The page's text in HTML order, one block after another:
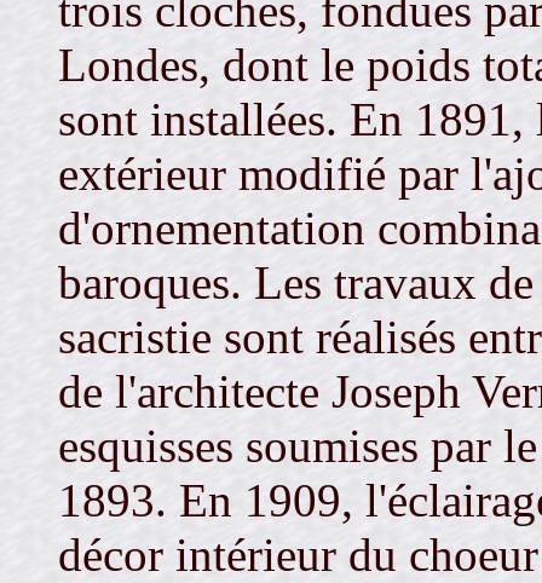
trois cloches, fondues
Londes, dont le poids
sont installées. En
extérieur modifié par
d'ornementation
baroques. Les travaux
sacristie sont réalisés
de l'architecte Joseph
esquisses soumises par
1893. En 1909,
décor intérieur du